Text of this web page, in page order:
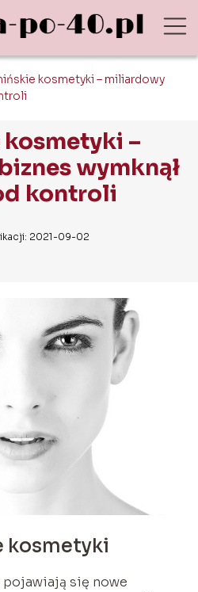
kosmetyki – miliardowy
–
wymknął
kontroli
2021-09-02
kosmetyki
pojawiają się nowe